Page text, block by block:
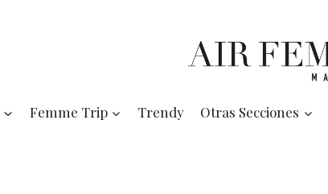
Femme Trip Trendy Otras Secciones